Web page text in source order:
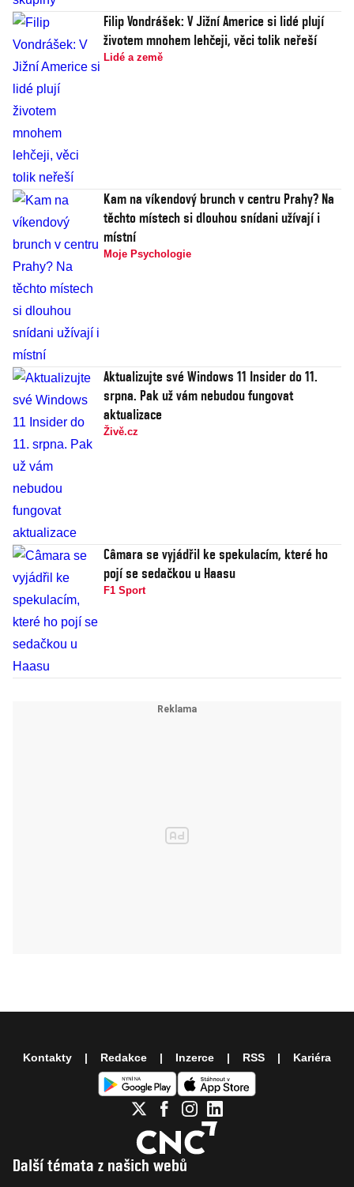
Filip Vondrášek: V Jižní Americe si lidé plují
životem mnohem lehčeji, věci tolik neřeší
Lidé a země
Kam na víkendový brunch v centru Prahy? Na
těchto místech si dlouhou snídani užívají i
místní
Moje Psychologie
Aktualizujte své Windows 11 Insider do 11.
srpna. Pak už vám nebudou fungovat
aktualizace
Živě.cz
Câmara se vyjádřil ke spekulacím, které ho
pojí se sedačkou u Haasu
F1 Sport
Další témata z našich webů
Kontakty Redakce Inzerce RSS Kariéra